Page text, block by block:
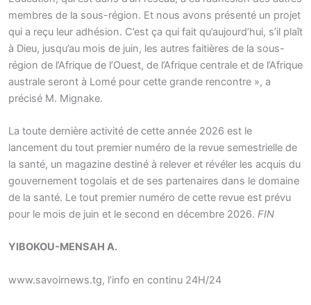
membres de la sous-région. Et nous avons présenté un projet
qui a reçu leur adhésion. C’est ça qui fait qu’aujourd’hui, s’il plaît
à Dieu, jusqu’au mois de juin, les autres faitières de la sous-
région de l’Afrique de l’Ouest, de l’Afrique centrale et de l’Afrique
australe seront à Lomé pour cette grande rencontre », a
précisé M. Mignake.
La toute dernière activité de cette année 2026 est le
lancement du tout premier numéro de la revue semestrielle de
la santé, un magazine destiné à relever et révéler les acquis du
gouvernement togolais et de ses partenaires dans le domaine
de la santé. Le tout premier numéro de cette revue est prévu
pour le mois de juin et le second en décembre 2026. FIN
YIBOKOU-MENSAH A.
www.savoirnews.tg, l’info en continu 24H/24